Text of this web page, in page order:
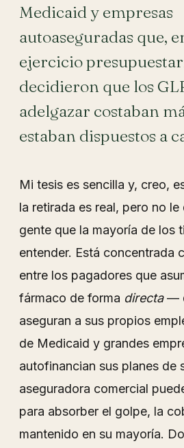
Medicaid y empresas
autoaseguradas que,
ejercicio
decidieron que los
adelgazar costaban
estaban dispuestos a
Mi tesis es sencilla y, creo,
la retirada es real, pero no
gente que la mayoría de los
entender. Está concentrada
entre los pagadores que
fármaco de forma directa—
aseguran a sus propios
de Medicaid y grandes
autofinancian sus planes de
aseguradora comercial
para absorber el golpe, la
mantenido en su mayoría.